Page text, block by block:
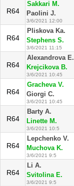
R64
Sakkari M.
Paolini J.
3/6/2021 12:00
R64
Pliskova Ka.
Stephens S.
3/6/2021 11:15
R64
Alexandrova E.
Krejcikova B.
3/6/2021 10:45
R64
Gracheva V.
Giorgi C.
3/6/2021 10:45
R64
Barty A.
Linette M.
3/6/2021 10:5
R64
Lepchenko V.
Muchova K.
3/6/2021 9:5
R64
Li A.
Svitolina E.
3/6/2021 9:5